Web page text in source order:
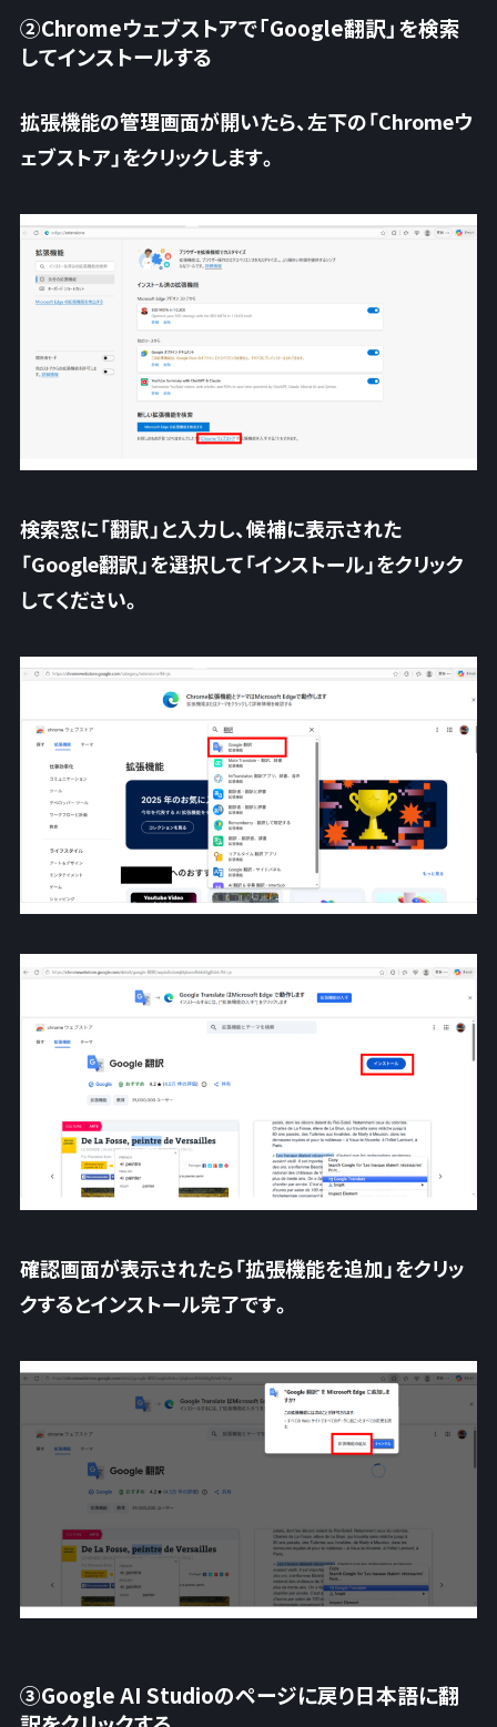
②Chromeウェブストアで「Google翻訳」を検索
してインストールする
拡張機能の管理画面が開いたら、左下の「Chromeウ
ェブストア」をクリックします。
検索窓に「翻訳」と入力し、候補に表示された
「Google翻訳」を選択して「インストール」をクリック
してください。
確認画面が表示されたら「拡張機能を追加」をクリッ
クするとインストール完了です。
③Google AI Studioのページに戻り日本語に翻